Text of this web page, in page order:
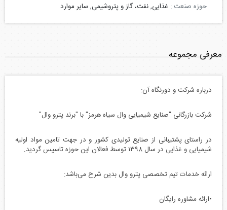
حوزه صنعت : غذایی, نفت، گاز و پتروشیمی, سایر موارد
معرفی مجموعه
درباره شرکت و دورنگاه آن:
شرکت بازرگانی "صنایع شیمیایی وال سیاه هرمز" با "برند پترو وال"
در راستای پشتیبانی از صنایع تولیدی کشور و در جهت تامین مواد اولیه
شیمیایی و غذایی در سال ۱۳۹۸ توسط فعالان این حوزه تاسیس گردید.
ارائه خدمات تیم تخصصی پترو وال بدین شرح می‌باشد:
•ارائه مشاوره رایگان